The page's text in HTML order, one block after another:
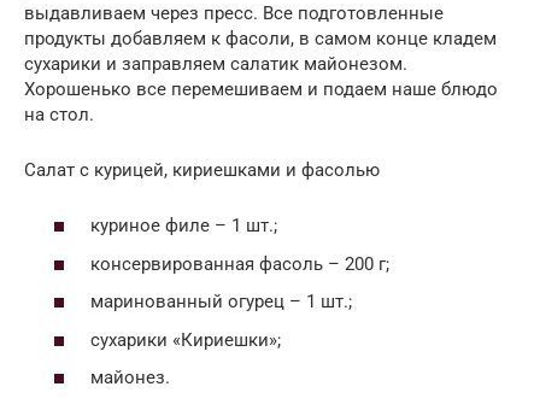
выдавливаем через пресс. Все подготовленные
продукты добавляем к фасоли, в самом конце кладем
сухарики и заправляем салатик майонезом.
Хорошенько все перемешиваем и подаем наше блюдо
на стол.
Салат с курицей, кириешками и фасолью
куриное филе – 1 шт.;
консервированная фасоль – 200 г;
маринованный огурец – 1 шт.;
сухарики «Кириешки»;
майонез.